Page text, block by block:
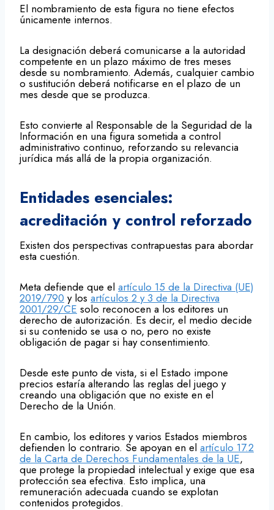
El nombramiento de esta figura no tiene efectos
únicamente internos.
La designación deberá comunicarse a la autoridad
competente en un plazo máximo de tres meses
desde su nombramiento. Además, cualquier cambio
o sustitución deberá notificarse en el plazo de un
mes desde que se produzca.
Esto convierte al Responsable de la Seguridad de la
Información en una figura sometida a control
administrativo continuo, reforzando su relevancia
jurídica más allá de la propia organización.
Entidades esenciales:
acreditación y control reforzado
Existen dos perspectivas contrapuestas para abordar
esta cuestión.
Meta defiende que el artículo 15 de la Directiva (UE)
2019/790 y los artículos 2 y 3 de la Directiva
2001/29/CE solo reconocen a los editores un
derecho de autorización. Es decir, el medio decide
si su contenido se usa o no, pero no existe
obligación de pagar si hay consentimiento.
Desde este punto de vista, si el Estado impone
precios estaría alterando las reglas del juego y
creando una obligación que no existe en el
Derecho de la Unión.
En cambio, los editores y varios Estados miembros
defienden lo contrario. Se apoyan en el artículo 17.2
de la Carta de Derechos Fundamentales de la UE,
que protege la propiedad intelectual y exige que esa
protección sea efectiva. Esto implica, una
remuneración adecuada cuando se explotan
contenidos protegidos.